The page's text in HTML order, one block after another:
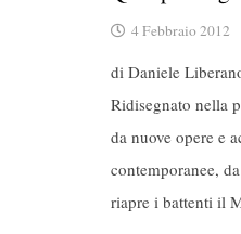
4 Febbraio 2012
di Daniele
Ridisegnato nella
da nuove opere e
contemporanee,
riapre i battenti il